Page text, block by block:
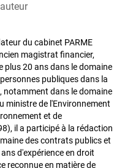
du cabinet PARME
magistrat financier,
plus 20 ans dans le domaine
publiques dans la
notamment dans le domaine
ministre de l'Environnement
et de
il a participé à la rédaction
des contrats publics et
d'expérience en droit
reconnue en matière de